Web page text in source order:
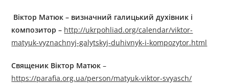
Віктор Матюк – визначний галицький духівник і
композитор – http://ukrpohliad.org/calendar/viktor-
matyuk-vyznachnyj-galytskyj-duhivnyk-i-kompozytor.html
Священик Віктор Матюк –
https://parafia.org.ua/person/matyuk-viktor-svyasch/